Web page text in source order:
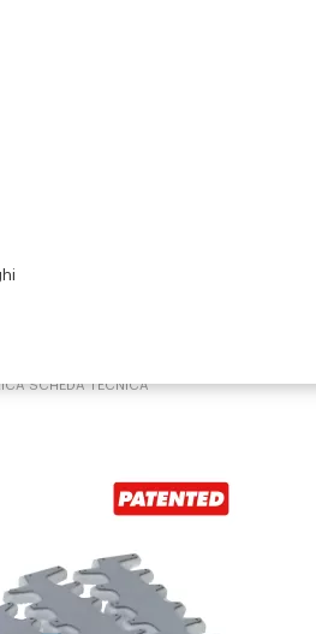
Serie W
SCHEDA TECNICA